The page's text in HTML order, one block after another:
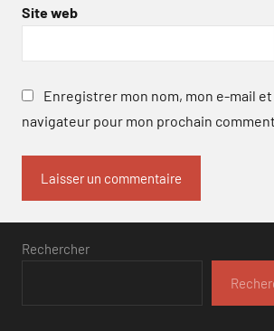
Site web
Enregistrer mon nom, mon e-mail
navigateur pour mon prochain
Rechercher